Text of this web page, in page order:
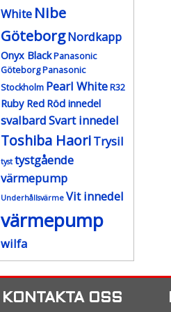
White Nibe
GöteborgNordkapp
Onyx Black Panasonic
Göteborg Panasonic
Stockholm Pearl White R32
Ruby Red Röd innedel
svalbardSvart innedel
Toshiba HaoriTrysil
tyst tystgående
värmepump
Underhållsvärme Vit innedel
värmepump
wilfa
KONTAKTA OSS